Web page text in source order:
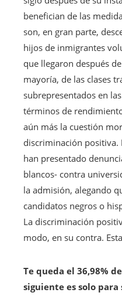
benefician de las
son, en gran parte,
hijos de inmigrantes
que llegaron después
mayoría, de las clases
subrepresentados en
términos de
aún más la cuestión
discriminación positiva.
han presentado
blancos- contra
la admisión, alegando
candidatos negros o
La discriminación
modo, en su contra.
Te queda el 36,98%
siguiente es solo